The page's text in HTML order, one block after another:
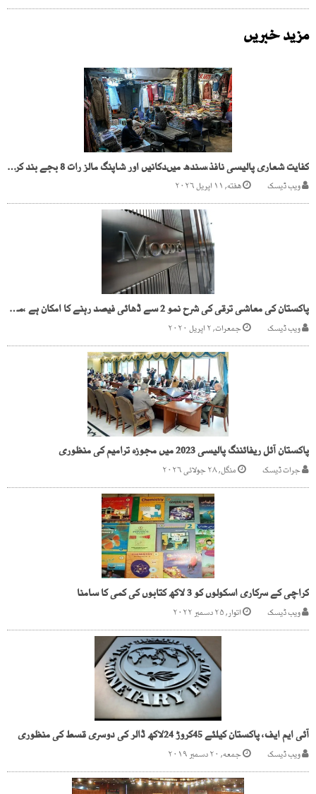
مزید خبریں
کفایت شعاری پالیسی نافذ،سندھ میںدکانیں اور شاپنگ مالز رات 8 بجے بند کرنے کا فیصلہ
ویب ڈیسک هفته, ۱۱ اپریل ۲۰۲۶
پاکستان کی معاشی ترقی کی شرح نمو 2 سے ڈھائی فیصد رہنے کا امکان ہے ،موڈیز
ویب ڈیسک جمعرات, ۲ اپریل ۲۰۲۰
پاکستان آئل ریفائننگ پالیسی 2023 میں مجوزہ ترامیم کی منظوری
جرات ڈیسک منگل, ۲۸ جولائی ۲۰۲۶
کراچی کے سرکاری اسکولوں کو 3 لاکھ کتابوں کی کمی کا سامنا
ویب ڈیسک اتوار, ۲۵ دسمبر ۲۰۲۲
آئی ایم ایف، پاکستان کیلئے 45کروڑ 24لاکھ ڈالر کی دوسری قسط کی منظوری
ویب ڈیسک جمعه, ۲۰ دسمبر ۲۰۱۹